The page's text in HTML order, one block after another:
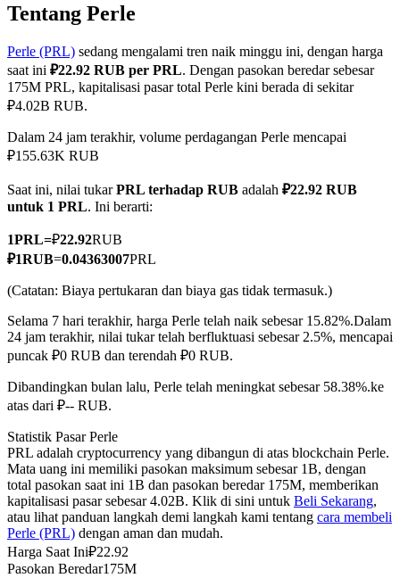
COIN-M Berjangka
Mata Uang Kripto Berjangka
Derivatif saham, forex, logam mulia, dan komoditas
USDC Berjangka
Kontrak berjangka menggunakan USDC sebagai jaminannya
Tentang Perle
Perle (PRL) sedang mengalami tren naik minggu ini, dengan harga
saat ini ₽22.92 RUB per PRL. Dengan pasokan beredar sebesar
175M PRL, kapitalisasi pasar total Perle kini berada di sekitar
₽4.02B RUB.
Dalam 24 jam terakhir, volume perdagangan Perle mencapai
₽155.63K RUB
Saat ini, nilai tukarPRL terhadap RUB adalah ₽22.92 RUB
untuk 1 PRL. Ini berarti:
1PRL=₽22.92RUB
₽1RUB=0.04363007PRL
(Catatan: Biaya pertukaran dan biaya gas tidak termasuk.)
Selama 7 hari terakhir, harga Perle telah naik sebesar 15.82%.Dalam
24 jam terakhir, nilai tukar telah berfluktuasi sebesar 2.5%, mencapai
puncak ₽0 RUB dan terendah ₽0 RUB.
Dibandingkan bulan lalu, Perle telah meningkat sebesar 58.38%.ke
atas dari ₽-- RUB.
Statistik Pasar Perle
PRL adalah cryptocurrency yang dibangun di atas blockchain Perle.
Mata uang ini memiliki pasokan maksimum sebesar 1B, dengan
total pasokan saat ini 1B dan pasokan beredar 175M, memberikan
kapitalisasi pasar sebesar 4.02B. Klik di sini untuk Beli Sekarang,
atau lihat panduan langkah demi langkah kami tentang cara membeli
Perle (PRL) dengan aman dan mudah.
Harga Saat Ini₽22.92
Pasokan Beredar175M